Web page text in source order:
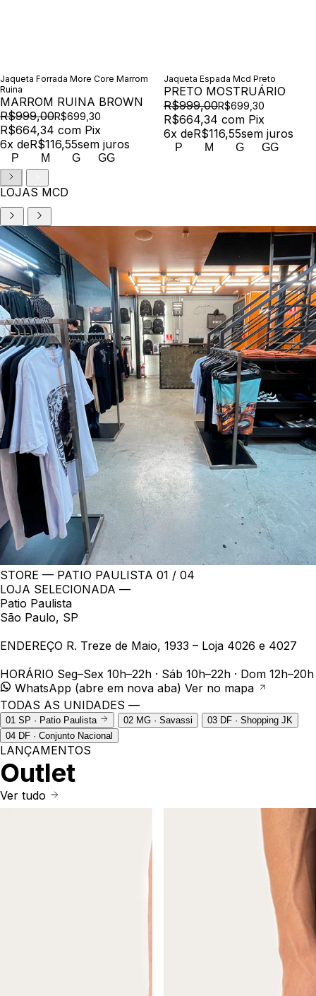
Jaqueta Forrada More Core Marrom
Ruina
MARROM RUINA BROWN
R$999,00R$699,30
R$664,34 com Pix
6x deR$116,55sem juros
P M G GG
Jaqueta Espada Mcd Preto
PRETO MOSTRUÁRIO
R$999,00R$699,30
R$664,34 com Pix
6x deR$116,55sem juros
P M G GG
LOJAS MCD
STORE — PATIO PAULISTA 01 / 04
LOJA SELECIONADA —
Patio Paulista
São Paulo, SP
ENDEREÇO R. Treze de Maio, 1933 – Loja 4026 e 4027
HORÁRIO Seg–Sex 10h–22h · Sáb 10h–22h · Dom 12h–20h
WhatsApp (abre em nova aba) Ver no mapa
TODAS AS UNIDADES —
01 SP · Patio Paulista 02 MG · Savassi 03 DF · Shopping JK
04 DF · Conjunto Nacional
LANÇAMENTOS
Outlet
Ver tudo